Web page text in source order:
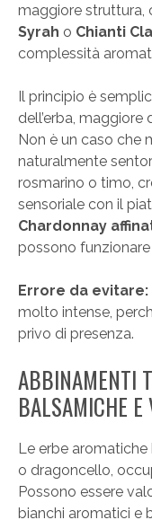
maggiore struttura,
Syrah o Chianti
complessità
Il principio è
dell’erba,
Non è un caso che
naturalmente
rosmarino o timo,
sensoriale con il
Chardonnay
possono
Errore da evitare:
molto intense,
privo di presenza.
ABBINAMENTI
BALSAMICHE E
Le erbe
o dragoncello,
Possono essere
bianchi aromatici e